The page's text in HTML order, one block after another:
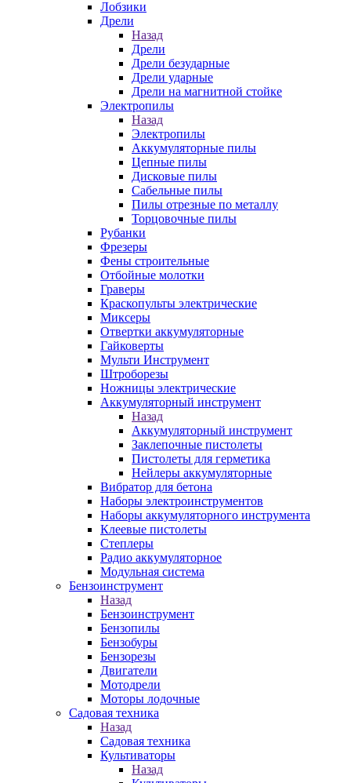
Лобзики
Дрели
Назад
Дрели
Дрели безударные
Дрели ударные
Дрели на магнитной стойке
Электропилы
Назад
Электропилы
Аккумуляторные пилы
Цепные пилы
Дисковые пилы
Сабельные пилы
Пилы отрезные по металлу
Торцовочные пилы
Рубанки
Фрезеры
Фены строительные
Отбойные молотки
Граверы
Краскопульты электрические
Миксеры
Отвертки аккумуляторные
Гайковерты
Мульти Инструмент
Штроборезы
Ножницы электрические
Аккумуляторный инструмент
Назад
Аккумуляторный инструмент
Заклепочные пистолеты
Пистолеты для герметика
Нейлеры аккумуляторные
Вибратор для бетона
Наборы электроинструментов
Наборы аккумуляторного инструмента
Клеевые пистолеты
Степлеры
Радио аккумуляторное
Модульная система
Бензоинструмент
Назад
Бензоинструмент
Бензопилы
Бензобуры
Бензорезы
Двигатели
Мотодрели
Моторы лодочные
Садовая техника
Назад
Садовая техника
Культиваторы
Назад